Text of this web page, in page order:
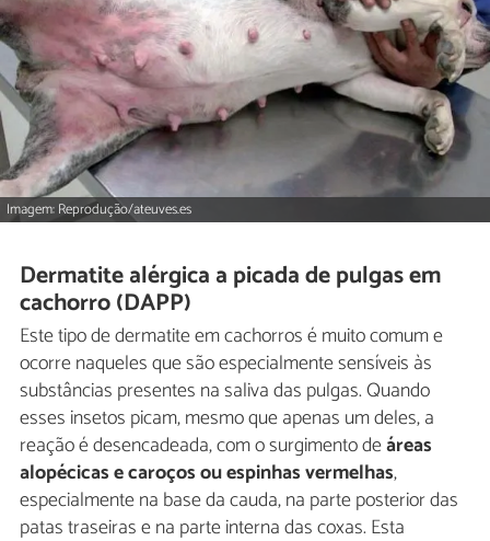
Imagem: Reprodução/ateuves.es
Dermatite alérgica a picada de pulgas em
cachorro (DAPP)
Este tipo de dermatite em cachorros é muito comum e
ocorre naqueles que são especialmente sensíveis às
substâncias presentes na saliva das pulgas. Quando
esses insetos picam, mesmo que apenas um deles, a
reação é desencadeada, com o surgimento deáreas
alopécicas e caroços ou espinhas vermelhas,
especialmente na base da cauda, na parte posterior das
patas traseiras e na parte interna das coxas. Esta